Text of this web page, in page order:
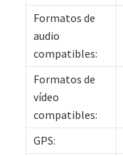
Formatos de
audio
compatibles:
Formatos de
vídeo
compatibles:
GPS: